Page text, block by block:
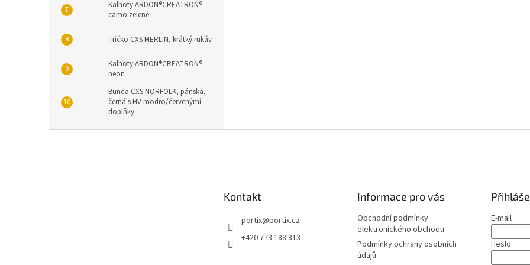
Kalhoty ARDON®CREATRON®
camo zelené
Tričko CXS MERLIN, krátký rukáv
Kalhoty ARDON®CREATRON®
neon
Bunda CXS NORFOLK, pánská,
černá s HV modro/červenými
doplňky
Kontakt
portix@portix.cz
+420 773 188 813
Informace pro vás
Obchodní podmínky
elektronického obchodu
Podmínky ochrany osobních
údajů
E-mail
Heslo